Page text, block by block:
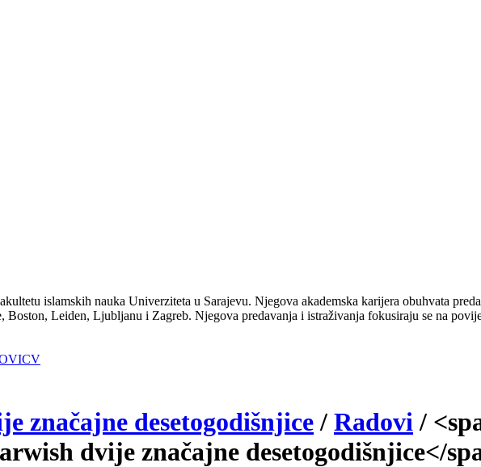
islamskih nauka Univerziteta u Sarajevu. Njegova akademska karijera obuhvata
Leiden, Ljubljanu i Zagreb. Njegova predavanja i istraživanja fokusiraju se na
CV
značajne desetogodišnjice / Radovi /
dvije značajne desetogodišnjice</